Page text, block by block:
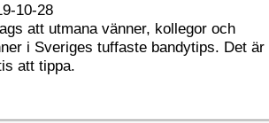
10-28
att utmana vänner, kollegor och
i Sveriges tuffaste bandytips. Det är
att tippa.